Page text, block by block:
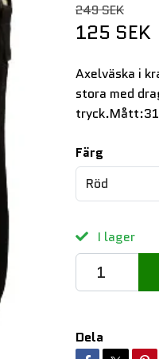
249 SEK
125 SEK
Axelväska i
stora med
Färg
Röd
I lager
Dela